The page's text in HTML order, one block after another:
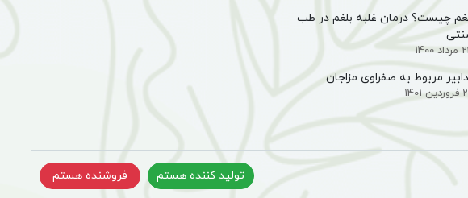
چیست؟ درمان غلبه بلغم در طب
مربوط به صفراوی مزاجان
تولید کننده هستم فروشنده هستم